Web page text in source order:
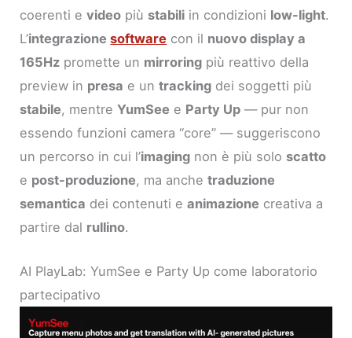
coerenti evideo più stabili in condizioni low-light.
L’integrazionesoftware con il nuovo display a
165Hz promette un mirroring più reattivo della
preview in presa e untracking dei soggetti più
stabile, mentreYumSee e Party Up — pur non
essendo funzioni camera “core” — suggeriscono
un percorso in cui l’imaging non è più solo scatto
e post-produzione, ma anchetraduzione
semantica dei contenuti eanimazione creativa a
partire dal rullino.
AI PlayLab: YumSee e Party Up come laboratorio
partecipativo